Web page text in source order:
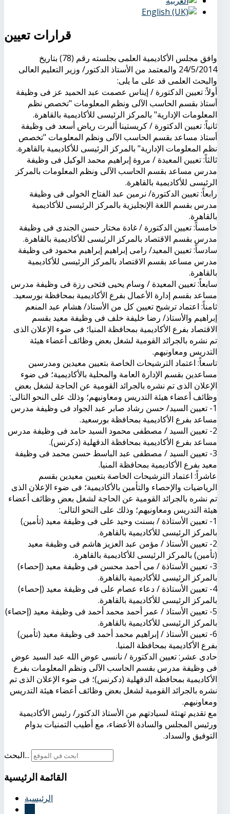
قرارات تعيين
وافق مجلس الأكاديمية العلمى بجلسته رقم (78) بتاريخ
24/5/2014 والمعتمد من الأستاذ الدكتور/ وزير التعليم العالى
والبحث العلمى قد على ما يلى:
أولاً: تعيين الدكتورة / إيناس عصمت عبد الحميد عز فى وظيفة
أستاذ بقسم الحاسب الآلى ونظم المعلومات "تخصص نظم
المعلومات الإدارية" بالمركز الرئيسى للأكاديمية بالقاهرة.
ثانياً: تعيين الدكتورة / كريستينا ألبرت رياض أسعد فى وظيفة
أستاذ مساعد بقسم الحاسب الآلى ونظم المعلومات "تخصص
نظم المعلومات الإدارية" بالمركز الرئيسى للأكاديمية بالقاهرة.
ثالثاً: تعيين المعيدة / مروة إبراهيم محمد الوكيل فى وظيفة
مدرس مساعد بقسم الحاسب الآلى ونظم المعلومات بالمركز
الرئيسى للأكاديمية بالقاهرة.
رابعاً: تعيين الدكتورة/ نرمين عبد الفتاح الخولى فى وظيفة
مدرس بقسم اللغة الإنجليزية بالمركز الرئيسى للأكاديمية
بالقاهرة.
خامساً: تعيين الدكتورة / غادة مختار حسن الجندى فى وظيفة
مدرس بقسم الاقتصاد بالمركز الرئيسى للأكاديمية بالقاهرة.
سادساً: تعيين المعيد/ رامى إبراهيم إبراهيم محمود فى وظيفة
مدرس مساعد بقسم الاقتصاد بالمركز الرئيسى للأكاديمية
بالقاهرة.
سابعاً: تعيين المعيدة / وسام يحيى فتحى رزة فى وظيفة مدرس
مساعد بقسم إدارة الأعمال بفرع الأكاديمية بمحافظة بورسعيد.
ثامناً: اعتماد ترشيح تعيين كل من الأستاذ/ هشام عبد المنعم
إبراهيم والأستاذ/ رضا خليفة خلف فى وظيفة معيد بقسم
الاقتصاد بفرع الأكاديمية بمحافظة المنيا؛ فى ضوء الإعلان الذى
تم نشره بالجرائد القومية لشغل بعض وظائف أعضاء هيئة
التدريس ومعاونيهم.
تاسعاً: اعتماد الترشيحات الخاصة بتعيين معيدين ومدرسين
مساعدين بقسم الإدارة العامة والمحلية بالأكاديمية؛ فى ضوء
الإعلان الذى تم نشره بالجرائد القومية عن الحاجة لشغل بعض
وظائف أعضاء هيئة التدريس ومعاونيهم؛ وذلك على النحو التالى:
1- تعيين السيد/ حسن رشاد صابر عبد الجواد فى وظيفة مدرس
مساعد بفرع الأكاديمية بمحافظة بورسعيد.
2- تعيين السيد / مصطفى محمود السيد حامد فى وظيفة مدرس
مساعد بفرع الأكاديمية بمحافظة الدقهلية (دكرنس).
3- تعيين السيد / مصطفى عبد الباسط حسن محمد فى وظيفة
معيد بفرع الأكاديمية بمحافظة المنيا.
عاشراً: اعتماد الترشيحات الخاصة بتعيين معيدين بقسم
الرياضيات والإحصاء والتأمين بالأكاديمية؛ فى ضوء الإعلان الذى
تم نشره بالجرائد القومية عن الحاجة لشغل بعض وظائف أعضاء
هيئة التدريس ومعاونيهم؛ وذلك على النحو التالى:
1- تعيين الأستاذة / بسنت وحيد على فى وظيفة معيد (تأمين)
بالمركز الرئيسى للأكاديمية بالقاهرة.
2- تعيين الأستاذ / مؤمن عبد العزيز هاشم فى وظيفة معيد
(تأمين) بالمركز الرئيسى للأكاديمية بالقاهرة.
3- تعيين الأستاذة / مى أحمد محسن فى وظيفة معيد (إحصاء)
بالمركز الرئيسى للأكاديمية بالقاهرة.
4- تعيين الأستاذة / دعاء عصام على فى وظيفة معيد (إحصاء)
بالمركز الرئيسى للأكاديمية بالقاهرة.
5- تعيين الأستاذ / عمر أحمد محمد أحمد فى وظيفة معيد (إحصاء)
بالمركز الرئيسى للأكاديمية بالقاهرة.
6- تعيين الأستاذ / إبراهيم محمد أحمد فى وظيفة معيد (تأمين)
بفرع الأكاديمية بمحافظة المنيا.
حادى عشر: تعيين الدكتورة / نانسى عوض الله عبد السيد عوض
فى وظيفة مدرس بقسم الحاسب الآلى ونظم المعلومات بفرع
الأكاديمية بمحافظة الدقهلية (دكرنس)؛ فى ضوء الإعلان الذى تم
نشره بالجرائد القومية لشغل بعض وظائف أعضاء هيئة التدريس
ومعاونيهم.
مع تقديم تهنئة لسيادتهم من الأستاذ الدكتور/ رئيس الأكاديمية
ورئيس المجلس والسادة الأعضاء، مع أطيب التمنيات بدوام
التوفيق والسداد.
البحث...
القائمة الرئيسية
الرئيسية